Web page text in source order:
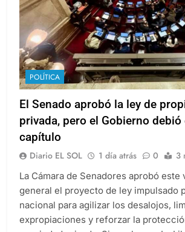
POLÍTICA
El Senado aprobó la ley de
privada, pero el Gobierno
capítulo
Diario EL SOL 1 día atrás 0 3
La Cámara de Senadores aprobó este
general el proyecto de ley impulsado
nacional para agilizar los desalojos,
expropiaciones y reforzar la